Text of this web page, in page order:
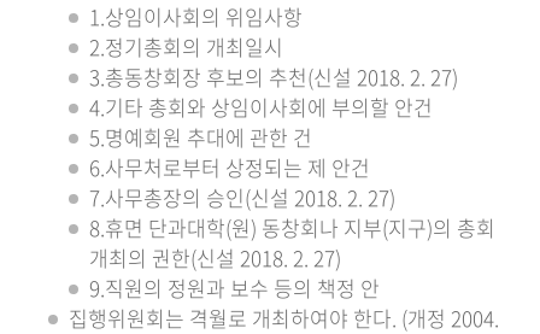
1.상임이사회의 위임사항
2.정기총회의 개최일시
3.총동창회장 후보의 추천(신설 2018. 2. 27)
4.기타 총회와 상임이사회에 부의할 안건
5.명예회원 추대에 관한 건
6.사무처로부터 상정되는 제 안건
7.사무총장의 승인(신설 2018. 2. 27)
8.휴면 단과대학(원) 동창회나 지부(지구)의 총회
개최의 권한(신설 2018. 2. 27)
9.직원의 정원과 보수 등의 책정 안
집행위원회는 격월로 개최하여야 한다. (개정 2004.